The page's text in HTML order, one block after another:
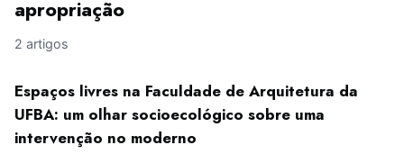
apropriação
2 artigos
Espaços livres na Faculdade de Arquitetura da
UFBA: um olhar socioecológico sobre uma
intervenção no moderno